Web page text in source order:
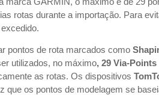
rotas durante a importação. Para
pontos de rota marcados como
utilizados, no máximo, 29 Via-Points
as rotas. Os dispositivos
que os pontos de modelagem se